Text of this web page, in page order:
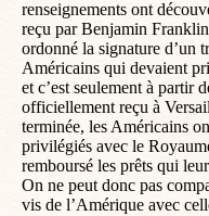
renseignements ont
reçu par Benjamin
ordonné la signature d’un
Américains qui devaient
et c’est seulement à partir
officiellement reçu à
terminée, les Américains
privilégiés avec le
remboursé les prêts qui
On ne peut donc pas
vis de l’Amérique avec